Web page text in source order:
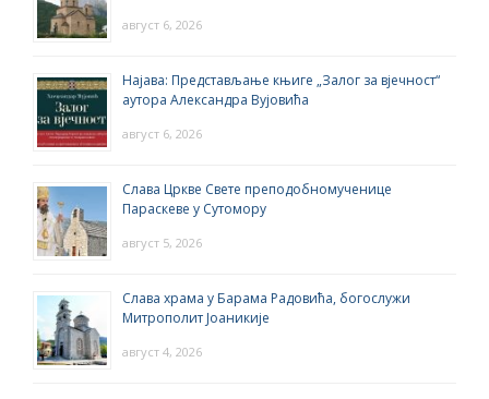
август 6, 2026
Најава: Представљање књиге „Залог за вјечност“
аутора Александра Вујовића
август 6, 2026
Слава Цркве Свете преподобномученице
Параскеве у Сутомору
август 5, 2026
Слава храма у Барама Радовића, богослужи
Митрополит Јоаникије
август 4, 2026